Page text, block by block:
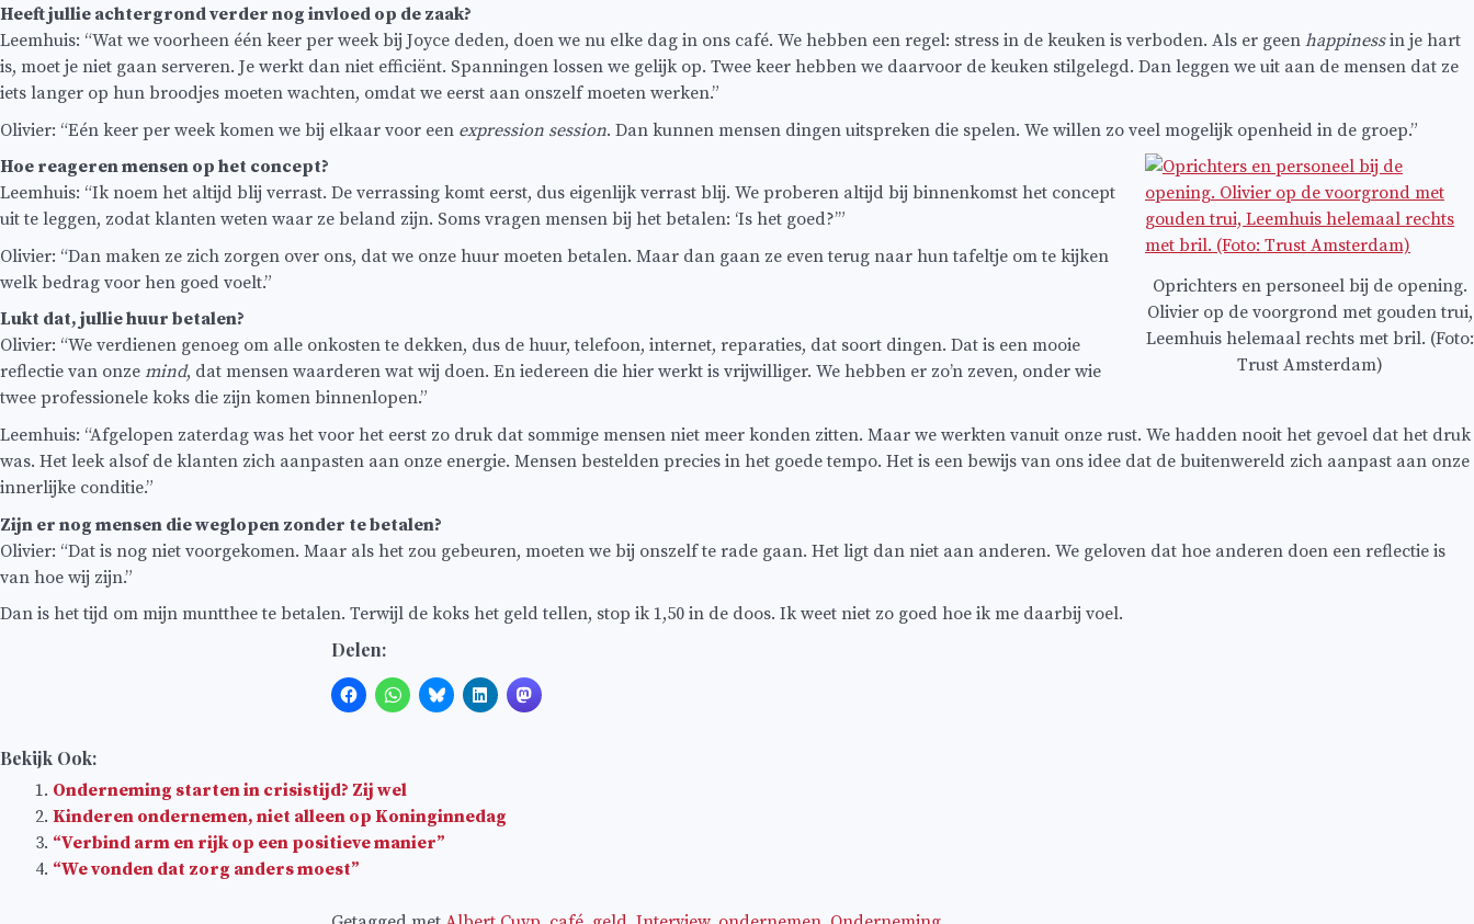
Heeft jullie achtergrond verder nog invloed op de zaak?
Leemhuis: “Wat we voorheen één keer per week bij Joyce deden, doen we nu elke dag in ons café. We hebben een regel: stress in de keuken is verboden. Als er geen happinessin je hart
is, moet je niet gaan serveren. Je werkt dan niet efficiënt. Spanningen lossen we gelijk op. Twee keer hebben we daarvoor de keuken stilgelegd. Dan leggen we uit aan de mensen dat ze
iets langer op hun broodjes moeten wachten, omdat we eerst aan onszelf moeten werken.”
Olivier: “Eén keer per week komen we bij elkaar voor een expression session. Dan kunnen mensen dingen uitspreken die spelen. We willen zo veel mogelijk openheid in de groep.”
Oprichters en personeel bij de opening.
Olivier op de voorgrond met gouden trui,
Leemhuis helemaal rechts met bril. (Foto:
Trust Amsterdam)
Hoe reageren mensen op het concept?
Leemhuis: “Ik noem het altijd blij verrast. De verrassing komt eerst, dus eigenlijk verrast blij. We proberen altijd bij binnenkomst het concept
uit te leggen, zodat klanten weten waar ze beland zijn. Soms vragen mensen bij het betalen: ‘Is het goed?’”
Olivier: “Dan maken ze zich zorgen over ons, dat we onze huur moeten betalen. Maar dan gaan ze even terug naar hun tafeltje om te kijken
welk bedrag voor hen goed voelt.”
Lukt dat, jullie huur betalen?
Olivier: “We verdienen genoeg om alle onkosten te dekken, dus de huur, telefoon, internet, reparaties, dat soort dingen. Dat is een mooie
reflectie van onze mind, dat mensen waarderen wat wij doen. En iedereen die hier werkt is vrijwilliger. We hebben er zo’n zeven, onder wie
twee professionele koks die zijn komen binnenlopen.”
Leemhuis: “Afgelopen zaterdag was het voor het eerst zo druk dat sommige mensen niet meer konden zitten. Maar we werkten vanuit onze rust. We hadden nooit het gevoel dat het druk
was. Het leek alsof de klanten zich aanpasten aan onze energie. Mensen bestelden precies in het goede tempo. Het is een bewijs van ons idee dat de buitenwereld zich aanpast aan onze
innerlijke conditie.”
Zijn er nog mensen die weglopen zonder te betalen?
Olivier: “Dat is nog niet voorgekomen. Maar als het zou gebeuren, moeten we bij onszelf te rade gaan. Het ligt dan niet aan anderen. We geloven dat hoe anderen doen een reflectie is
van hoe wij zijn.”
Dan is het tijd om mijn muntthee te betalen. Terwijl de koks het geld tellen, stop ik 1,50 in de doos. Ik weet niet zo goed hoe ik me daarbij voel.
Delen:
Bekijk Ook:
Onderneming starten in crisistijd? Zij wel
Kinderen ondernemen, niet alleen op Koninginnedag
“Verbind arm en rijk op een positieve manier”
“We vonden dat zorg anders moest”